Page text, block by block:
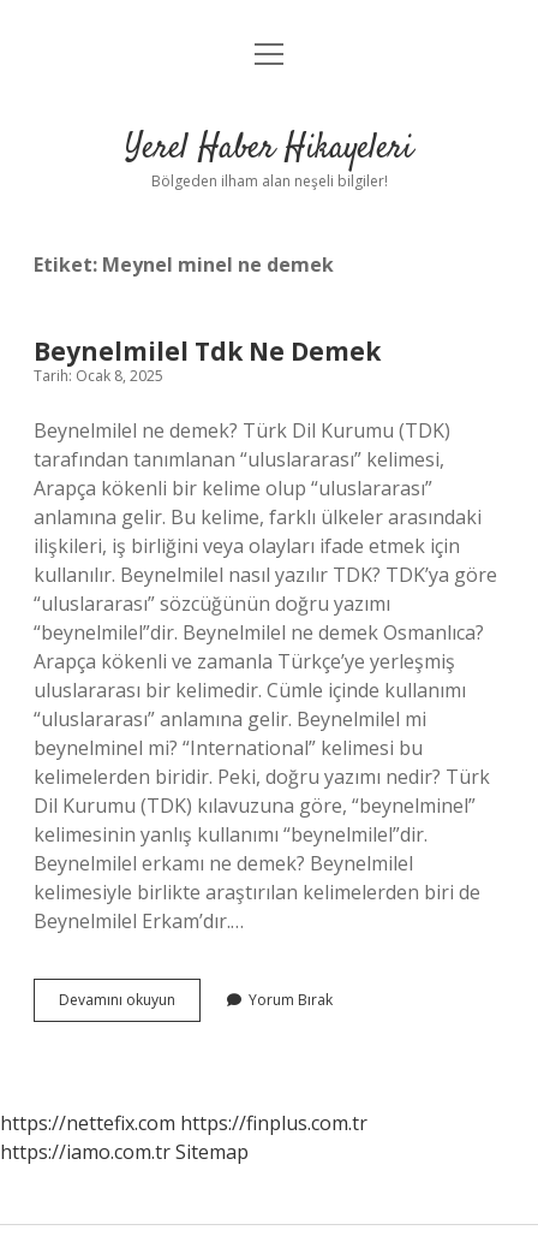
Anasayfa
Yasal Uyarı
menüyü
Yerel Haber Hikayeleri
Bölgeden ilham alan neşeli bilgiler!
Etiket: Meynel minel ne demek
Beynelmilel Tdk Ne Demek
Tarih: Ocak 8, 2025
Beynelmilel ne demek? Türk Dil Kurumu (TDK)
tarafından tanımlanan “uluslararası” kelimesi,
Arapça kökenli bir kelime olup “uluslararası”
anlamına gelir. Bu kelime, farklı ülkeler arasındaki
ilişkileri, iş birliğini veya olayları ifade etmek için
kullanılır. Beynelmilel nasıl yazılır TDK? TDK’ya göre
“uluslararası” sözcüğünün doğru yazımı
“beynelmilel”dir. Beynelmilel ne demek Osmanlıca?
Arapça kökenli ve zamanla Türkçe’ye yerleşmiş
uluslararası bir kelimedir. Cümle içinde kullanımı
“uluslararası” anlamına gelir. Beynelmilel mi
beynelminel mi? “International” kelimesi bu
kelimelerden biridir. Peki, doğru yazımı nedir? Türk
Dil Kurumu (TDK) kılavuzuna göre, “beynelminel”
kelimesinin yanlış kullanımı “beynelmilel”dir.
Beynelmilel erkamı ne demek? Beynelmilel
kelimesiyle birlikte araştırılan kelimelerden biri de
Beynelmilel Erkam’dır.…
Devamını okuyun Beynelmilel
Tdk
Yorum Bırak
https://nettefix.com https://finplus.com.tr
https://iamo.com.trSitemap